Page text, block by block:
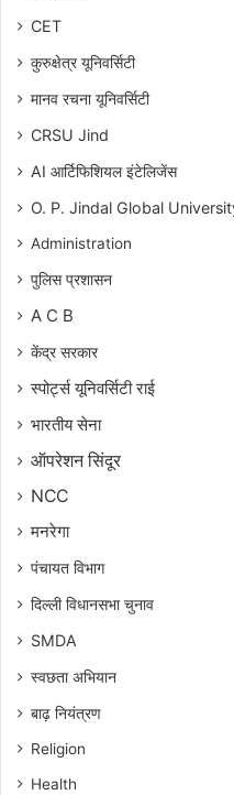
CET
कुरुक्षेत्र यूनिवर्सिटी
मानव रचना यूनिवर्सिटी
CRSU Jind
AI आर्टिफिशियल इंटेलिजेंस
O. P. Jindal Global
Administration
पुलिस प्रशासन
A C B
केंद्र सरकार
स्पोर्ट्स यूनिवर्सिटी राई
भारतीय सेना
ऑपरेशन सिंदूर
NCC
मनरेगा
पंचायत विभाग
दिल्ली विधानसभा चुनाव
SMDA
स्वछता अभियान
बाढ़ नियंत्रण
Religion
Health